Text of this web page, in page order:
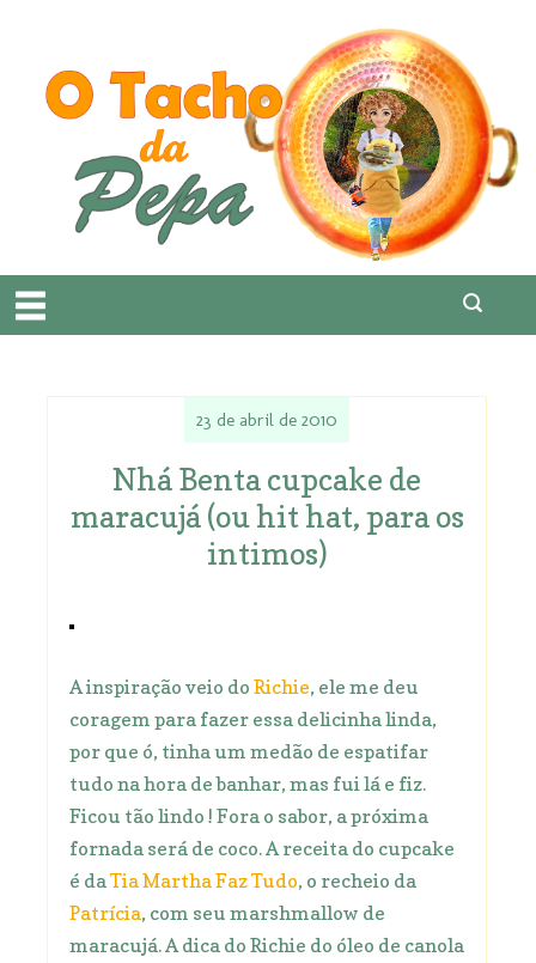
23 de abril de 2010
Nhá Benta cupcake de
maracujá (ou hit hat, para os
intimos)
A inspiração veio do Richie, ele me deu
coragem para fazer essa delicinha linda,
por que ó, tinha um medão de espatifar
tudo na hora de banhar, mas fui lá e fiz.
Ficou tão lindo ! Fora o sabor, a próxima
fornada será de coco. A receita do cupcake
é daTia Martha Faz Tudo, o recheio da
Patrícia, com seu marshmallow de
maracujá. A dica do Richie do óleo de canola